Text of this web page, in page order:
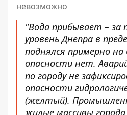
невозможно
"Вода прибывает – за
уровень Днепра в
поднялся примерно
опасности нет.
по городу не
опасности
(желтый).
жилые массивы города